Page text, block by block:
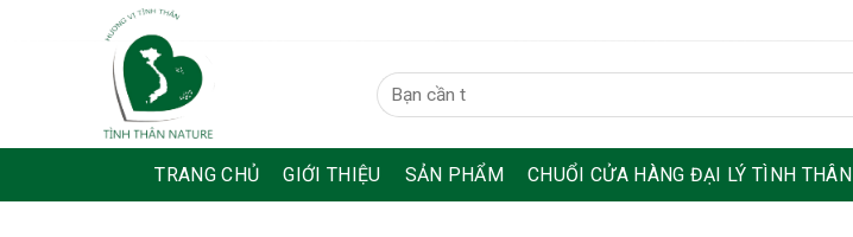
Tìm
kiếm:
TRANG CHỦ GIỚI THIỆU SẢN PHẨM CHUỔI CỬA HÀNG ĐẠI LÝ TÌNH THÂN